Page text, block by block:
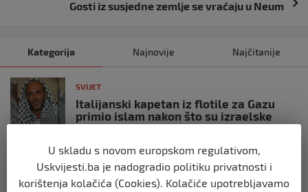
Gosti iz susjedne zemlje se vraćaju u Neum
Kategorija Najnovije Najčitanije
SVIJET
Italijanski kapetan iz flotile za Gazu
primio islam nakon što su izraelske
snage prekinule molitvu njegove
U skladu s novom europskom regulativom,
Uskvijesti.ba je nadogradio politiku privatnosti i
korištenja kolačića (Cookies). Kolačiće upotrebljavamo